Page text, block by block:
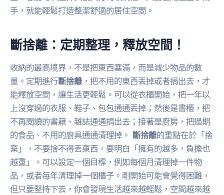
手，就能輕鬆打造整潔舒適的居住空間。
斷捨離：定期整理，釋放空間！
收納的最高境界，不是把東西塞滿，而是減少物品的數
量。定期進行斷捨離，把不用的東西丟掉或者捐出去，才
能釋放空間，讓生活更輕鬆。可以從衣櫃開始，把一年以
上沒穿過的衣服、鞋子、包包通通丟掉；然後是書櫃，把
不再閱讀的書籍、雜誌通通捐出去；接著是廚房，把過期
的食品、不用的廚具通通清理掉。
斷捨離的重點在於「捨
棄」，不要捨不得丟東西，要明白「擁有的越多，負擔也
越重」。可以設定一個目標，例如每個月清理掉一件物
品，或者每年清理掉一個櫃子。剛開始可能會覺得困難，
但只要堅持下去，你會發現生活越來越輕鬆，空間越來越